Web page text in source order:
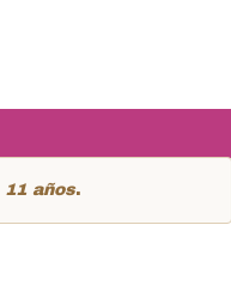
11 años.